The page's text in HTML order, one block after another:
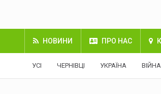
НОВИНИ ПРО НАС
УСІ ЧЕРНІВЦІ УКРАЇНА ВІЙНА